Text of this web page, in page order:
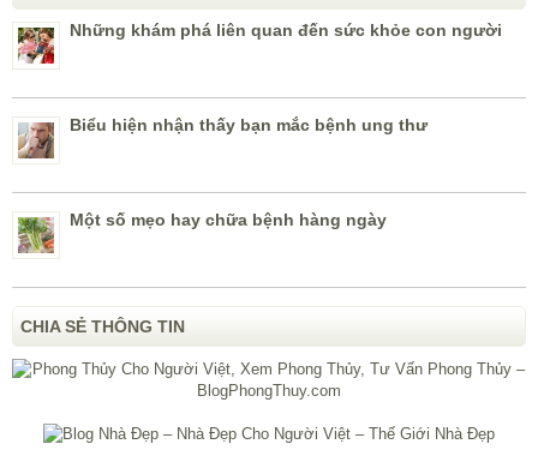
Những khám phá liên quan đến sức khỏe con người
Biểu hiện nhận thấy bạn mắc bệnh ung thư
Một số mẹo hay chữa bệnh hàng ngày
CHIA SẺ THÔNG TIN